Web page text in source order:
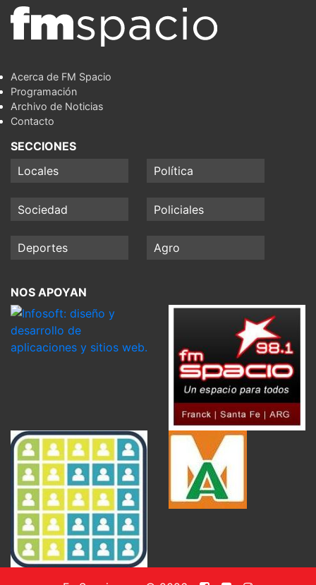
Acerca de FM Spacio
Programación
Archivo de Noticias
Contacto
SECCIONES
Locales
Política
Sociedad Policiales
Deportes Agro
NOS APOYAN